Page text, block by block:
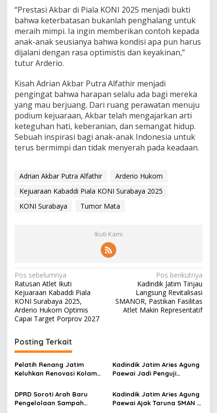
H
u
k
o
m
:
n
g
a
t
M
e
n
g
i
p
r
s
“Prestasi Akbar di Piala KONI 2025 menjadi bukti
bahwa keterbatasan bukanlah penghalang untuk
meraih mimpi. Ia ingin memberikan contoh kepada
anak-anak seusianya bahwa kondisi apa pun harus
dijalani dengan rasa optimistis dan keyakinan,”
tutur Arderio.
Kisah Adrian Akbar Putra Alfathir menjadi
pengingat bahwa harapan selalu ada bagi mereka
yang mau berjuang. Dari ruang perawatan menuju
podium kejuaraan, Akbar telah mengajarkan arti
keteguhan hati, keberanian, dan semangat hidup.
Sebuah inspirasi bagi anak-anak Indonesia untuk
terus bermimpi dan tidak menyerah pada keadaan.
Adrian Akbar Putra Alfathir
Arderio Hukom
Kejuaraan Kabaddi Piala KONI Surabaya 2025
KONI Surabaya
Tumor Mata
Ikuti Kami
N
a
v
i
a
s
i
o
Pos sebelumnya
Ratusan Atlet Ikuti
Kejuaraan Kabaddi Piala
KONI Surabaya 2025,
Arderio Hukom Optimis
Capai Target Porprov 2027
Pos berikutnya
Kadindik Jatim Tinjau
Langsung Revitalisasi
SMANOR, Pastikan Fasilitas
Atlet Makin Representatif
Posting Terkait
Pelatih Renang Jatim
Keluhkan Renovasi Kolam
Persiapan Menuju PON 2028
Terganggu
Kadindik Jatim Aries Agung
Paewai Jadi Penguji
Tingkat II 2026, Tekankan
Inovasi Berdampak bagi
Masyarakat
DPRD Soroti Arah Baru
Pengelolaan Sampah
Kadindik Jatim Aries Agung
Paewai Ajak Taruna SMAN 2